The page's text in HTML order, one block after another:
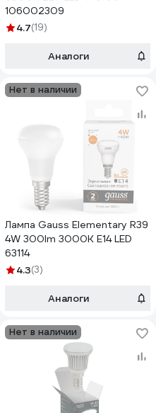
106002309
4.7(19)
Аналоги
Нет в наличии
Лампа Gauss Elementary R39
4W 300lm 3000K E14 LED
63114
4.3(3)
Аналоги
Нет в наличии